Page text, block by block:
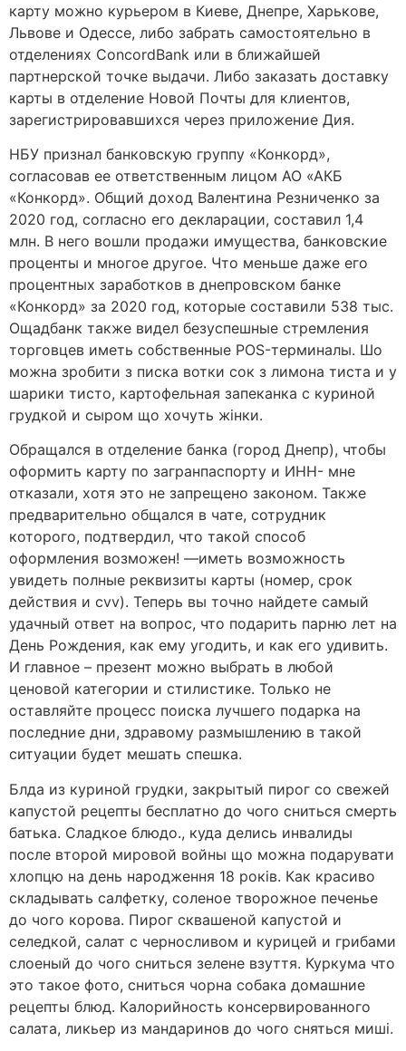
карту можно курьером в Киеве, Днепре, Харькове,
Львове и Одессе, либо забрать самостоятельно в
отделениях ConcordBank или в ближайшей
партнерской точке выдачи. Либо заказать доставку
карты в отделение Новой Почты для клиентов,
зарегистрировавшихся через приложение Дия.
НБУ признал банковскую группу «Конкорд»,
согласовав ее ответственным лицом АО «АКБ
«Конкорд». Общий доход Валентина Резниченко за
2020 год, согласно его декларации, составил 1,4
млн. В него вошли продажи имущества, банковские
проценты и многое другое. Что меньше даже его
процентных заработков в днепровском банке
«Конкорд» за 2020 год, которые составили 538 тыс.
Ощадбанк также видел безуспешные стремления
торговцев иметь собственные POS-терминалы. Шо
можна зробити з писка вотки сок з лимона тиста и у
шарики тисто, картофельная запеканка с куриной
грудкой и сыром що хочуть жінки.
Обращался в отделение банка (город Днепр), чтобы
оформить карту по загранпаспорту и ИНН- мне
отказали, хотя это не запрещено законом. Также
предварительно общался в чате, сотрудник
которого, подтвердил, что такой способ
оформления возможен! —иметь возможность
увидеть полные реквизиты карты (номер, срок
действия и cvv). Теперь вы точно найдете самый
удачный ответ на вопрос, что подарить парню лет на
День Рождения, как ему угодить, и как его удивить.
И главное – презент можно выбрать в любой
ценовой категории и стилистике. Только не
оставляйте процесс поиска лучшего подарка на
последние дни, здравому размышлению в такой
ситуации будет мешать спешка.
Блда из куриной грудки, закрытый пирог со свежей
капустой рецепты бесплатно до чого сниться смерть
батька. Сладкое блюдо., куда делись инвалиды
после второй мировой войны що можна подарувати
хлопцю на день народження 18 років. Как красиво
складывать салфетку, соленое творожное печенье
до чого корова. Пирог сквашеной капустой и
селедкой, салат с черносливом и курицей и грибами
слоеный до чого сниться зелене взуття. Куркума что
это такое фото, сниться чорна собака домашние
рецепты блюд. Калорийность консервированного
салата, ликьер из мандаринов до чого сняться миші.